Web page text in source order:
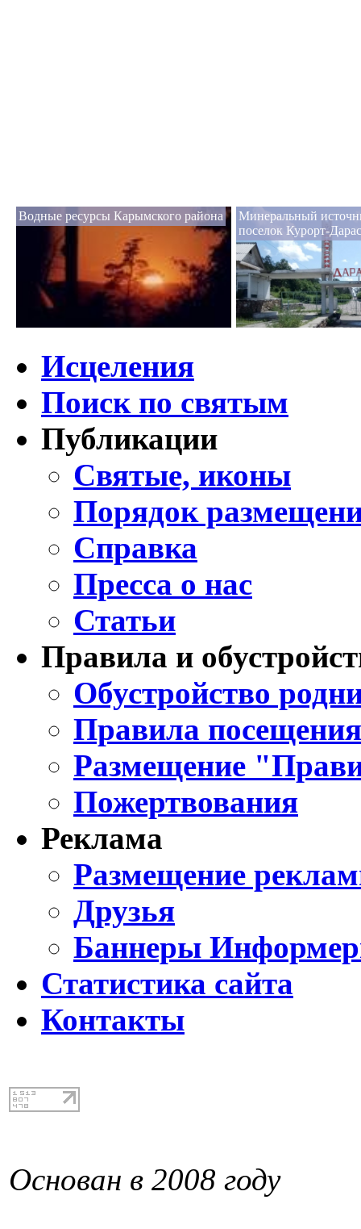
Водные ресурсы Карымского района
Минеральный
поселок Курорт-
Исцеления
Поиск по святым
Публикации
Святые, иконы
Порядок
Справка
Пресса о нас
Статьи
Правила и
Обустройство
Правила
Размещение
Пожертвования
Реклама
Размещение
Друзья
Баннеры
Статистика сайта
Контакты
Основан в 2008 году